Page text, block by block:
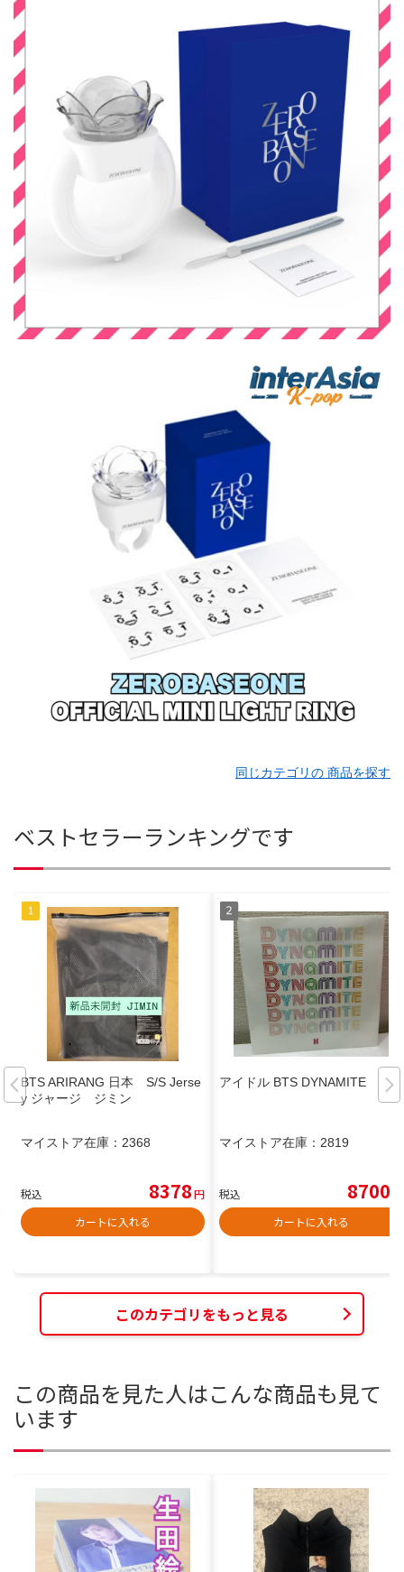
同じカテゴリの 商品を探す
ベストセラーランキングです
BTS ARIRANG 日本 S/S Jerse
y ジャージ ジミン
マイストア在庫： 2368
税込 8378円
カートに入れる
アイドル BTS DYNAMITE
マイストア在庫： 2819
税込 8700
カートに入れる
このカテゴリをもっと見る
この商品を見た人はこんな商品も見て
います